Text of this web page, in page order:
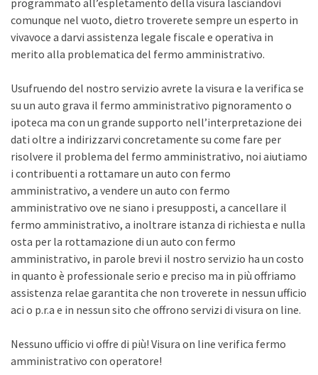
programmato all’espletamento della visura lasciandovi
comunque nel vuoto, dietro troverete sempre un esperto in
vivavoce a darvi assistenza legale fiscale e operativa in
merito alla problematica del fermo amministrativo.
Usufruendo del nostro servizio avrete la visura e la verifica se
su un auto grava il fermo amministrativo pignoramento o
ipoteca ma con un grande supporto nell’interpretazione dei
dati oltre a indirizzarvi concretamente su come fare per
risolvere il problema del fermo amministrativo, noi aiutiamo
i contribuenti a rottamare un auto con fermo
amministrativo, a vendere un auto con fermo
amministrativo ove ne siano i presupposti, a cancellare il
fermo amministrativo, a inoltrare istanza di richiesta e nulla
osta per la rottamazione di un auto con fermo
amministrativo, in parole brevi il nostro servizio ha un costo
in quanto è professionale serio e preciso ma in più offriamo
assistenza relae garantita che non troverete in nessun ufficio
aci o p.r.a e in nessun sito che offrono servizi di visura on line.
Nessuno ufficio vi offre di più! Visura on line verifica fermo
amministrativo con operatore!